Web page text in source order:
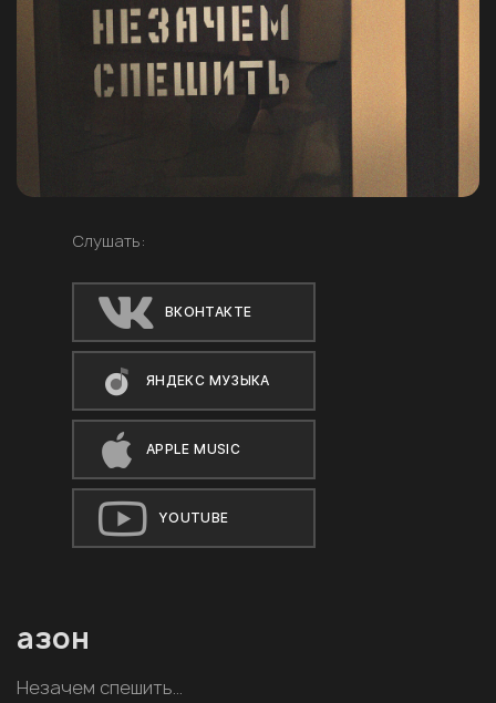
Слушать:
ВКОНТАКТЕ
ЯНДЕКС МУЗЫКА
APPLE MUSIC
YOUTUBE
азон
Незачем спешить…